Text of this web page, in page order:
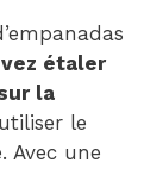
étaler
la
le
Avec une